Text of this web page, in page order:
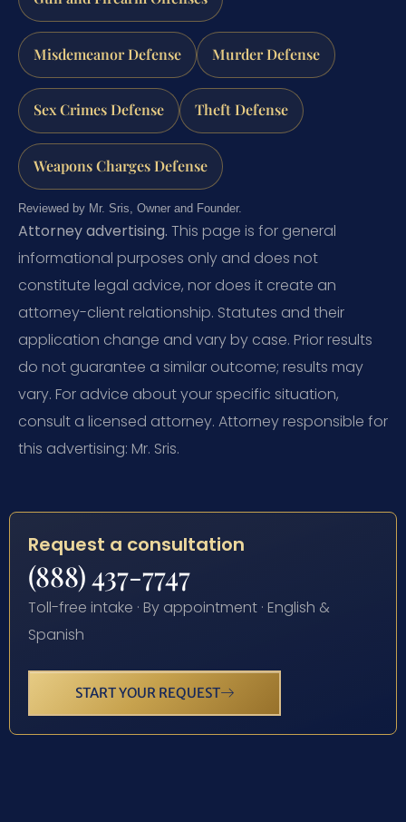
Misdemeanor Defense Murder Defense
Sex Crimes Defense Theft Defense
Weapons Charges Defense
Reviewed by Mr. Sris, Owner and Founder.
Attorney advertising. This page is for general
informational purposes only and does not
constitute legal advice, nor does it create an
attorney-client relationship. Statutes and their
application change and vary by case. Prior results
do not guarantee a similar outcome; results may
vary. For advice about your specific situation,
consult a licensed attorney. Attorney responsible for
this advertising: Mr. Sris.
Request a consultation
(888) 437-7747
Toll-free intake · By appointment · English &
Spanish
START YOUR REQUEST